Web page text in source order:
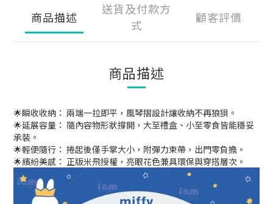
商品描述
送貨及付款方
式
顧客評價
商品描述
🌟瞬收收納： 兩端一拉即平，風琴摺設計讓收納不再狼狽。
🌟延展容量： 隨內容物形狀撐開，大至禮盒、小至零食皆能穩妥
承裝。
🌟輕便隨行： 捲起後僅手掌大小，附彈力束帶，出門零負擔。
🌟繽紛美感： 正版米飛授權，亮眼花色兼具環保與穿搭層次。